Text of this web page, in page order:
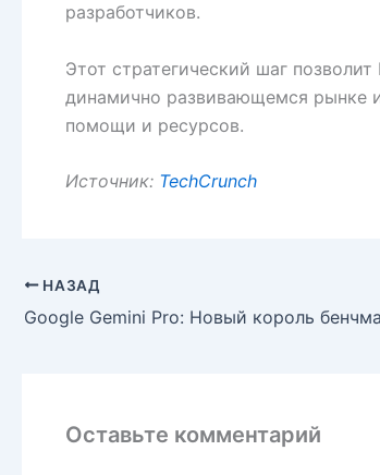
разработчиков.
Этот стратегический шаг
динамично развивающемся рынке
помощи и ресурсов.
Источник: TechCrunch
НАЗАД
Google Gemini Pro: Новый король
Оставьте комментарий